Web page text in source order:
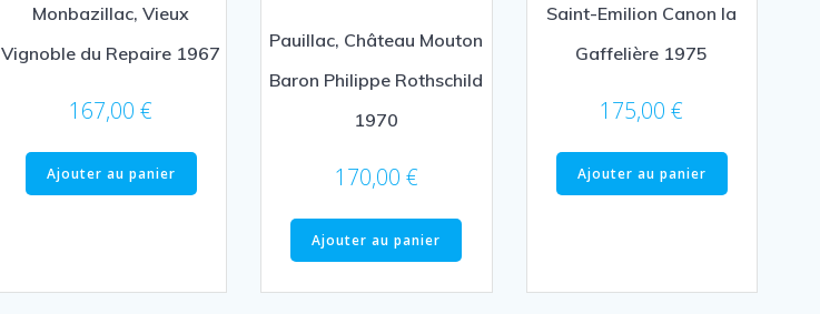
Monbazillac, Vieux
Vignoble du Repaire 1967
167,00€
Ajouter au panier
Pauillac, Château Mouton
Baron Philippe Rothschild
1970
170,00 €
Ajouter au panier
Saint-Emilion Canon la
Gaffelière 1975
175,00€
Ajouter au panier